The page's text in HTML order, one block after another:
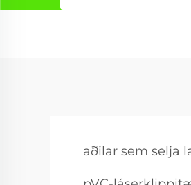
aðilar sem selja